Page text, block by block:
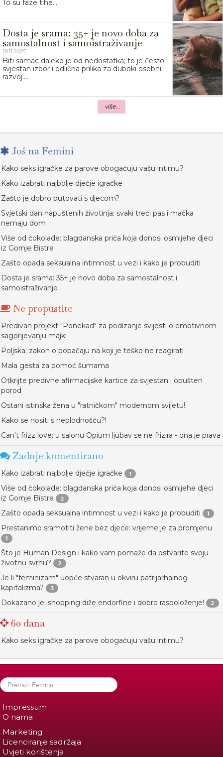
To su faze tihe...
Dosta je srama: 35+ je novo doba za
samostalnost i samoistraživanje
19.11.2025.
Biti samac daleko je od nedostatka; to je često
svjestan izbor i odlična prilika za duboki osobni
razvoj....
više...
Još na Femini
Kako seks igračke za parove obogaćuju vašu intimu?
Kako izabrati najbolje dječje igračke
Zašto je dobro putovati s djecom?
Svjetski dan napuštenih životinja: svaki treći pas i mačka
nemaju dom
Više od čokolade: blagdanska priča koja donosi osmijehe djeci
iz Gornje Bistre
Zašto opada seksualna intimnost u vezi i kako je probuditi
Dosta je srama: 35+ je novo doba za samostalnost i
samoistraživanje
Ne propustite
Predivan projekt "Ponekad" za podizanje svijesti o emotivnom
sagorijevanju majki
Poljska: zakon o pobačaju na koji je teško ne reagirati
Mala gesta za pomoć šumama
Otkrijte predivne afirmacijske kartice za svjestan i opušten
porod
Ostani istinska žena u "ratničkom" modernom svijetu!
Kako se nositi s neplodnošću?!
Can't frizz love: u salonu Opium ljubav se ne frizira - ona je prava
Zadnje komentirano
Kako izabrati najbolje dječje igračke 1
Više od čokolade: blagdanska priča koja donosi osmijehe djeci
iz Gornje Bistre
2
Zašto opada seksualna intimnost u vezi i kako je probuditi 1
Prestanimo sramotiti žene bez djece: vrijeme je za promjenu
1
Što je Human Design i kako vam pomaže da ostvarite svoju
životnu svrhu?
2
Je li "feminizam" uopće stvaran u okviru patrijarhalnog
kapitalizma?
3
Dokazano je: shopping diže endorfine i dobro raspoloženje! 2
60 dana
Kako seks igračke za parove obogaćuju vašu intimu?
Impressum
O nama
Marketing
Licenciranje sadržaja
Uvjeti korištenja